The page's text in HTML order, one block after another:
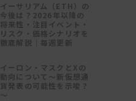
イーサリアム（ETH）の
今後は？2026年以降の
将来性・注目イベント・
リスク・価格シナリオを
徹底解説｜毎週更新
イーロン・マスクとXの
動向について～新仮想通
貨発表の可能性を示唆？
～